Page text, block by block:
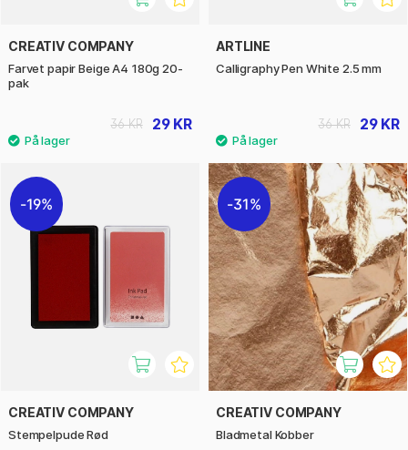
CREATIV COMPANY
Farvet papir Beige A4 180g 20-
pak
29 KR
36 KR
ARTLINE
Calligraphy Pen White 2.5 mm
29 KR
36 KR
19%
CREATIV COMPANY
Stempelpude Rød
31%
CREATIV COMPANY
Bladmetal Kobber